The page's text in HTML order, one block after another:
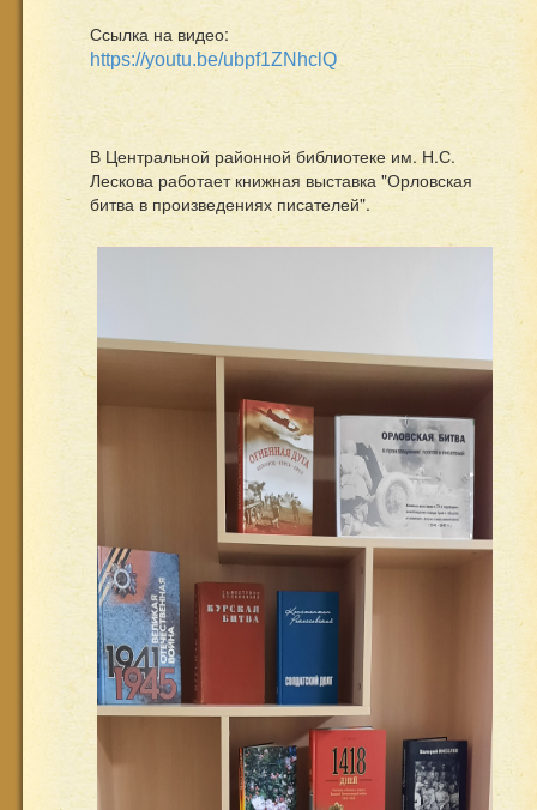
Ссылка на видео:
https://youtu.be/ubpf1ZNhclQ
В Центральной районной библиотеке им. Н.С.
Лескова работает книжная выставка "Орловская
битва в произведениях писателей".